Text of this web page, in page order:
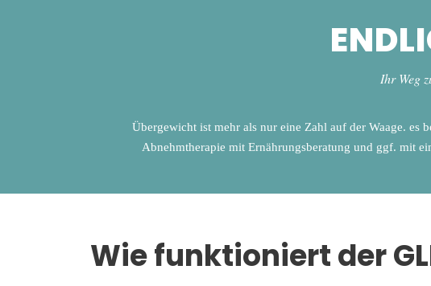
Ihr Weg
Übergewicht ist mehr als nur eine Zahl auf der Waage. es
Abnehmtherapie mit Ernährungsberatung und ggf. mit
Wie funktioniert der